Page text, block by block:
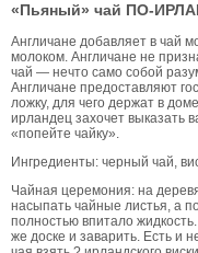
«Пьяный» чай ПО-
Англичане добавляет в чай
молоком. Англичане не
чай — нечто само собой
Англичане предоставляют
ложку, для чего держат в
ирландец захочет выказать
«попейте чайку».
Ингредиенты: черный чай,
Чайная церемония: на
насыпать чайные листья, а
полностью впитало
же доске и заварить. Есть и